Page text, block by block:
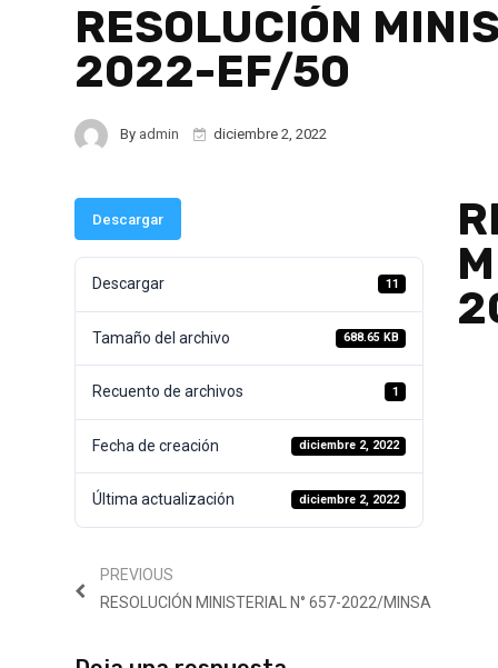
RESOLUCIÓN
2022-EF/50
By admin diciembre 2, 2022
Descargar
Descargar 11
Tamaño del archivo 688.65 KB
Recuento de archivos 1
Fecha de creación diciembre 2, 2022
Última actualización diciembre 2, 2022
PREVIOUS
RESOLUCIÓN MINISTERIAL N° 657-2022/MINSA